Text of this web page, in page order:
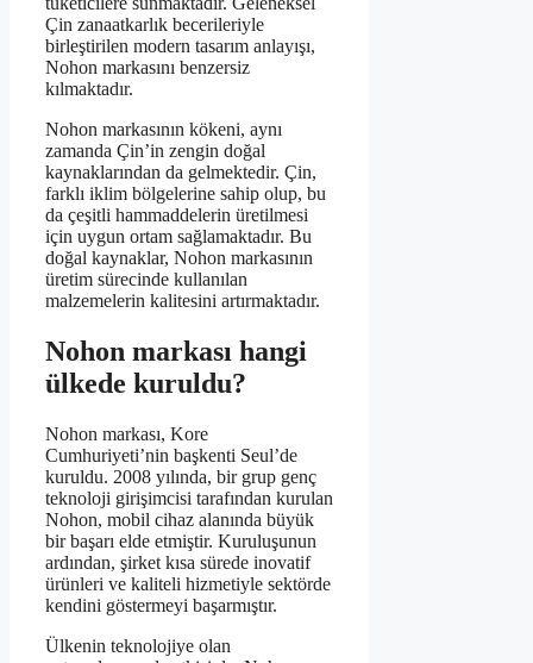
Çin zanaatkarlık becerileriyle
birleştirilen modern tasarım anlayışı,
Nohon markasını benzersiz
kılmaktadır.
Nohon markasının kökeni, aynı
zamanda Çin’in zengin doğal
kaynaklarından da gelmektedir. Çin,
farklı iklim bölgelerine sahip olup, bu
da çeşitli hammaddelerin üretilmesi
için uygun ortam sağlamaktadır. Bu
doğal kaynaklar, Nohon markasının
üretim sürecinde kullanılan
malzemelerin kalitesini artırmaktadır.
Nohon markası hangi
ülkede kuruldu?
Nohon markası, Kore
Cumhuriyeti’nin başkenti Seul’de
kuruldu. 2008 yılında, bir grup genç
teknoloji girişimcisi tarafından kurulan
Nohon, mobil cihaz alanında büyük
bir başarı elde etmiştir. Kuruluşunun
ardından, şirket kısa sürede inovatif
ürünleri ve kaliteli hizmetiyle sektörde
kendini göstermeyi başarmıştır.
Ülkenin teknolojiye olan